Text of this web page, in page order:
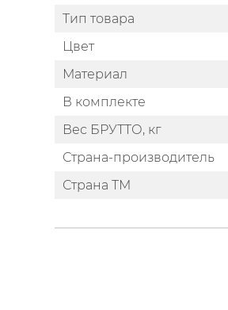
Тип товара
Цвет
Материал
В комплекте
Вес БРУТТО, кг
Страна-производитель
Страна ТМ